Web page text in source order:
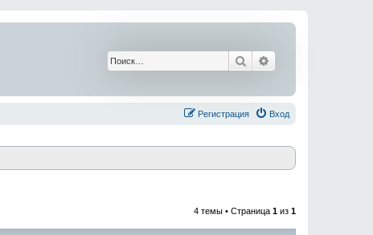
Поиск
Вход
Регистрация
4 темы • Страница 1 из 1